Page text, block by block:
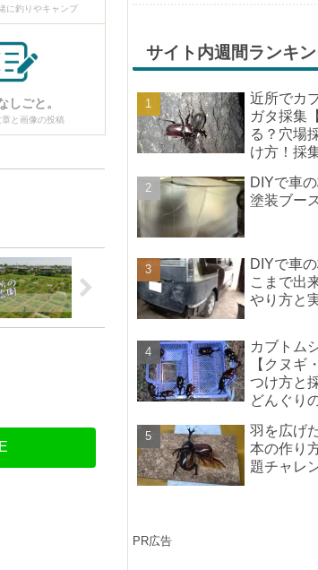
に釣りやキャンプ
しごと。
章と画像の投稿
す。そして、
じようで、夏
サイト内週間ランキ
近所でカ
ガタ採集
る？穴場
け方！採
DIYで車
塗装ブー
DIYで車
こまで出
やり方と
カブトム
【クヌギ
つけ方と
どんぐり
羽を広げ
本の作り
題チャレ
PR広告